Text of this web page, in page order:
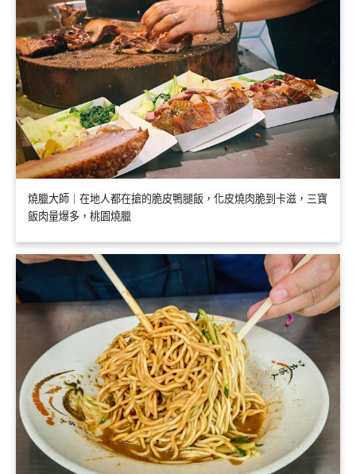
燒臘大師｜在地人都在搶的脆皮鴨腿飯，化皮燒肉脆到卡滋，三寶
飯肉量爆多，桃園燒臘